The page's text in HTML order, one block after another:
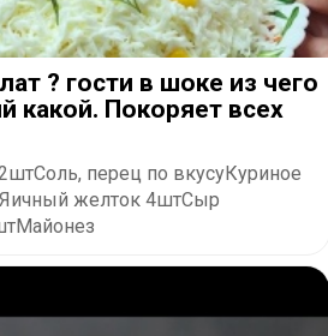
? гости в шоке из чего
какой. Покоряет всех
перец по вкусуКуриное
желток 4штСыр